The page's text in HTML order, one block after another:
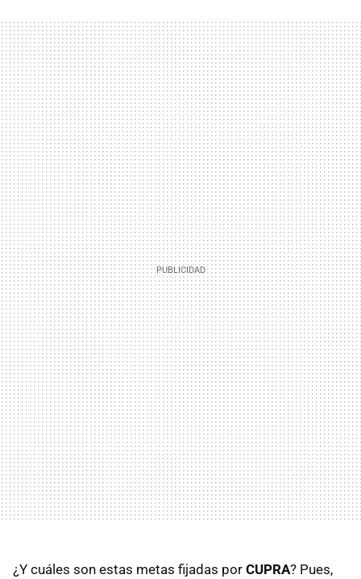
¿Y cuáles son estas metas fijadas por CUPRA? Pues,